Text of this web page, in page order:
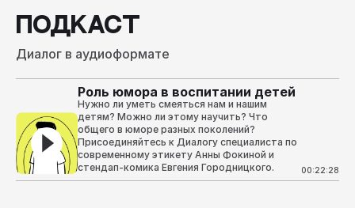
ПОДКАСТ
Диалог в аудиоформате
Роль юмора в воспитании детей
Нужно ли уметь смеяться нам и нашим
детям? Можно ли этому научить? Что
общего в юморе разных поколений?
Присоединяйтесь к Диалогу специалиста по
современному этикету Анны Фокиной и
стендап-комика Евгения Городницкого.
00:22:28